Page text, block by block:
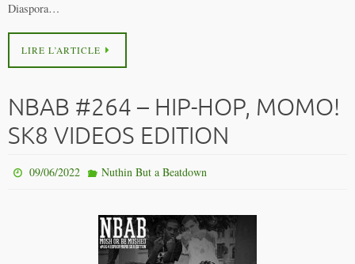
Diaspora…
LIRE L’ARTICLE
NBAB #264 – HIP-HOP, MOMO!
SK8 VIDEOS EDITION
09/06/2022 Nuthin But a Beatdown